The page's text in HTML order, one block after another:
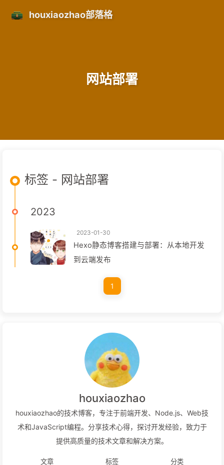
houxiaozhao部落格
网站部署
标签 - 网站部署
2023
2023-01-30
Hexo静态博客搭建与部署：从本地开发
到云端发布
1
houxiaozhao
houxiaozhao的技术博客，专注于前端开发、Node.js、Web技
术和JavaScript编程。分享技术心得，探讨开发经验，致力于
提供高质量的技术文章和解决方案。
文章 标签 分类